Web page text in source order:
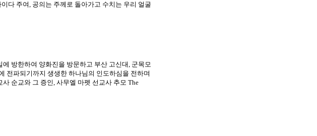
다 주여, 공의는 주께로 돌아가고 수치는 우리 얼굴
방한하여 양화진을 방문하고 부산 고신대, 군목모
전파되기까지 생생한 하나님의 인도하심을 전하며
순교와 그 증인, 사무엘 마펫 선교사 추모 The